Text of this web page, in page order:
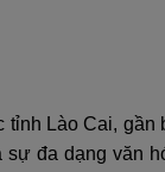
Lào Cai, gần
đa dạng văn